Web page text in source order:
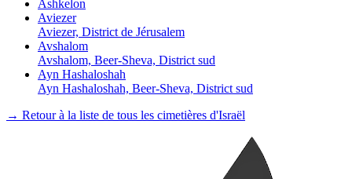
Ashkelon
Aviezer
Aviezer, District de Jérusalem
Avshalom
Avshalom, Beer-Sheva, District sud
Ayn Hashaloshah
Ayn Hashaloshah, Beer-Sheva, District sud
→ Retour à la liste de tous les cimetières d'Israël